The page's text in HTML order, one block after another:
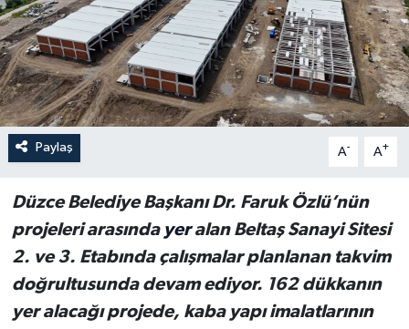
Paylaş A- A+
Düzce Belediye Başkanı Dr. Faruk Özlü’nün
projeleri arasında yeralan Beltaş Sanayi Sitesi
2. ve 3. Etabında çalışmalar planlanan takvim
doğrultusunda devam ediyor. 162 dükkanın
yer alacağı projede, kaba yapı imalatlarının